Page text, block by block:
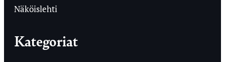
Näköislehti
Kategoriat